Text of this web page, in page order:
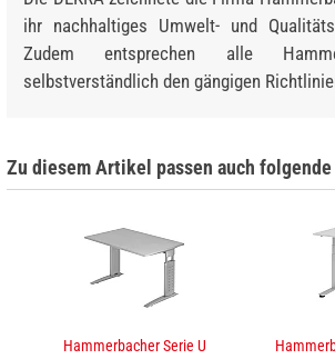
ihr nachhaltiges Umwelt- und
Zudem entsprechen alle
selbstverständlich den gängigen
Zu diesem Artikel passen auch
Hammerbacher Serie U